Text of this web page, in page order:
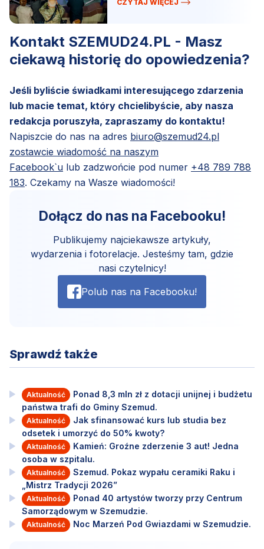
CZYTAJ WIĘCEJ
Kontakt SZEMUD24.PL - Masz
ciekawą historię do opowiedzenia?
Jeśli byliście świadkami interesującego zdarzenia
lub macie temat, który chcielibyście, aby nasza
redakcja poruszyła, zapraszamy do kontaktu!
Napiszcie do nas na adres biuro@szemud24.pl
zostawcie wiadomość na naszym
Facebook`u lub zadzwońcie pod numer +48 789 788
183. Czekamy na Wasze wiadomości!
Dołącz do nas na Facebooku!
Publikujemy najciekawsze artykuły,
wydarzenia i fotorelacje. Jesteśmy tam, gdzie
nasi czytelnicy!
Polub nas na Facebooku!
Sprawdź także
Aktualność
Ponad 8,3 mln zł z dotacji unijnej i budżetu
państwa trafi do Gminy Szemud.
Aktualność
Jak sfinansować kurs lub studia bez
odsetek i umorzyć do 50% kwoty?
Aktualność
Kamień: Groźne zderzenie 3 aut! Jedna
osoba w szpitalu.
Aktualność
Szemud. Pokaz wypału ceramiki Raku i
„Mistrz Tradycji 2026”
Aktualność
Ponad 40 artystów tworzy przy Centrum
Samorządowym w Szemudzie.
Aktualność Noc Marzeń Pod Gwiazdami w Szemudzie.